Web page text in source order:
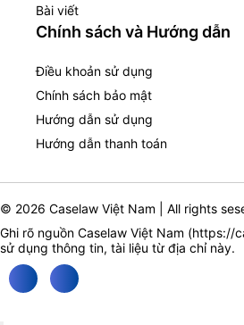
Bài viết
Chính sách và Hướng dẫn
Điều khoản sử dụng
Chính sách bảo mật
Hướng dẫn sử dụng
Hướng dẫn thanh toán
© 2026 Caselaw Việt Nam | All rights
Ghi rõ nguồn Caselaw Việt Nam (https://
sử dụng thông tin, tài liệu từ địa chỉ này.